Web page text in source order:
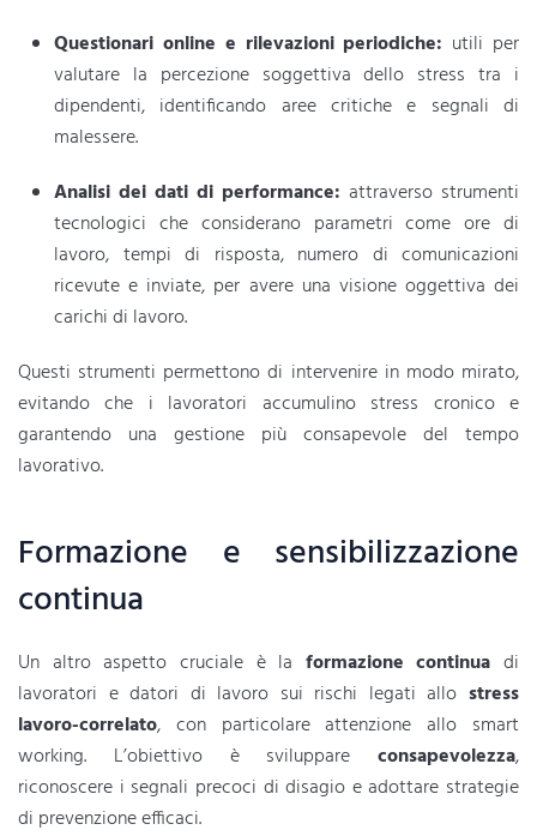
Questionari online e rilevazioni periodiche: utili per
valutare la percezione soggettiva dello stress tra i
dipendenti, identificando aree critiche e segnali di
malessere.
Analisi dei dati di performance: attraverso strumenti
tecnologici che considerano parametri come ore di
lavoro, tempi di risposta, numero di comunicazioni
ricevute e inviate, per avere una visione oggettiva dei
carichi di lavoro.
Questi strumenti permettono di intervenire in modo mirato,
evitando che i lavoratori accumulino stress cronico e
garantendo una gestione più consapevole del tempo
lavorativo.
Formazione e sensibilizzazione
continua
Un altro aspetto cruciale è la formazione continua di
lavoratori e datori di lavoro sui rischi legati allo stress
lavoro-correlato, con particolare attenzione allo smart
working. L’obiettivo è sviluppare consapevolezza,
riconoscere i segnali precoci di disagio e adottare strategie
di prevenzione efficaci.